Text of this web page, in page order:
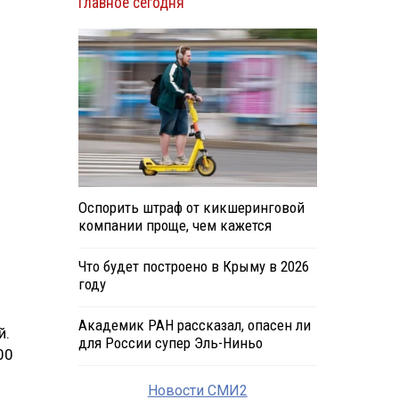
Оспорить штраф от кикшеринговой
компании проще, чем кажется
Что будет построено в Крыму в 2026
году
Академик РАН рассказал, опасен ли
для России супер Эль-Ниньо
Новости СМИ2